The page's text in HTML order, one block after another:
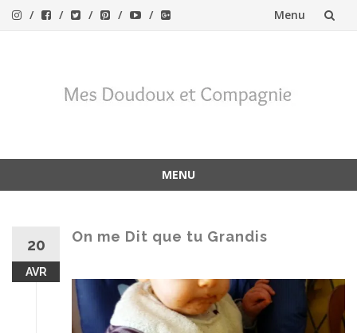
Menu
MENU
20
AVR
On me Dit que tu Grandis